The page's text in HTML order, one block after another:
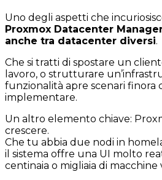
Uno degli aspetti che
Proxmox Datacenter
anche tra datacenter diversi.
Che si tratti di spostare un
lavoro, o strutturare
funzionalità apre scenari finora
implementare.
Un altro elemento chiave:
crescere.
Che tu abbia due nodi in
il sistema offre una UI molto
centinaia o migliaia di macchine